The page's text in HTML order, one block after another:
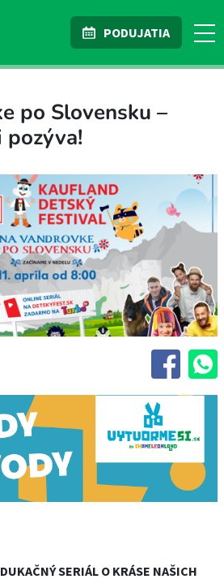
PODUJATIA
po Slovensku –
pozýva!
SERIÁL O KRÁSE NAŠICH